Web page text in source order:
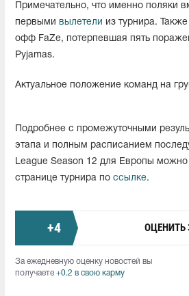
Примечательно, что именно поляки
первыми вылетели из турнира. Также
офф FaZe, потерпевшая пять
Pyjamas.
Актуальное положение команд на
Подробнее с промежуточными
этапа и полным расписанием
League Season 12 для Европы можно
странице турнира по ссылке.
+4 ОЦЕНИТЬ
За ежедневную оценку новостей вы
получаете +0.2 в свою карму